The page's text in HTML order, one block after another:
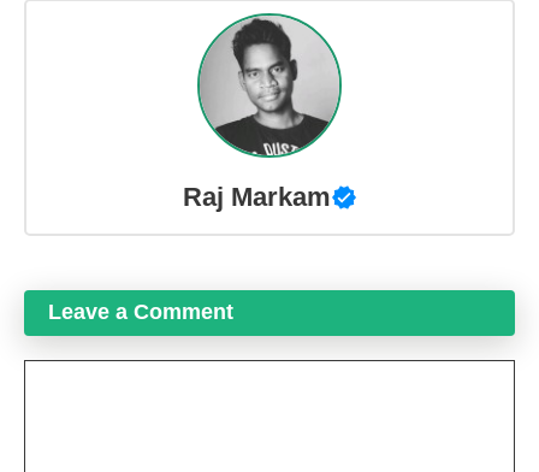
Raj Markam
Leave a Comment